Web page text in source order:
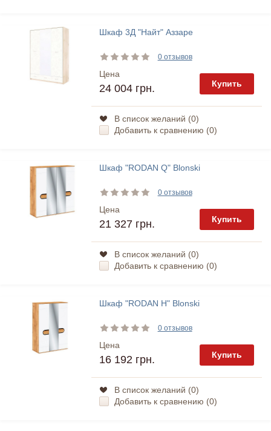
Шкаф 3Д "Найт" Аззаре
0 отзывов
Цена
24 004 грн. Купить
В список желаний (0)
Добавить к сравнению (0)
Шкаф "RODAN Q" Blonski
0 отзывов
Цена
21 327 грн. Купить
В список желаний (0)
Добавить к сравнению (0)
Шкаф "RODAN H" Blonski
0 отзывов
Цена
16 192 грн. Купить
В список желаний (0)
Добавить к сравнению (0)